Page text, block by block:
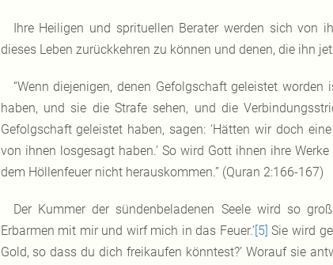
Ihre Heiligen und sprituellen Berater werden sich von
dieses Leben zurückkehren zu können und denen, die ihn
“Wenn diejenigen, denen Gefolgschaft geleistet
haben, und sie die Strafe sehen, und die
Gefolgschaft geleistet haben, sagen: ‘Hätten wir doch
von ihnen losgesagt haben.’ So wird Gott ihnen ihre
dem Höllenfeuer nicht herauskommen.” (Quran 2:166-167)
Der Kummer der sündenbeladenen Seele wird so
Erbarmen mit mir und wirf mich in das Feuer.’[5] Sie wird
Gold, so dass du dich freikaufen könntest?’ Worauf sie